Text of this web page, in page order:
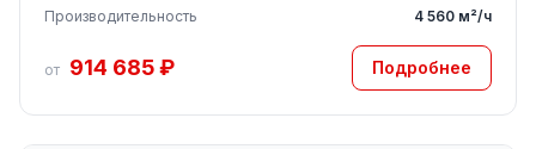
Производительность
4 560 м²/ч
от 914 685 ₽ Подробнее